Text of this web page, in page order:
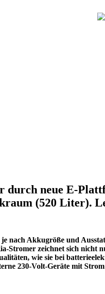
neue E-
(520 Liter).
nach Akkugröße und
Stromer zeichnet sich nicht
wie sie bei
230-Volt-Geräte mit